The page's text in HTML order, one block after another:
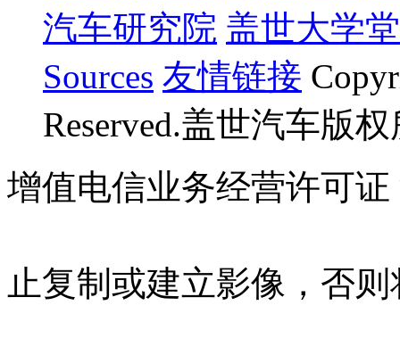
汽车研究院 盖世大学堂
Sources 友情链接
Reserved.盖世汽车版
增值电信业务经营许可证
止复制或建立影像，否